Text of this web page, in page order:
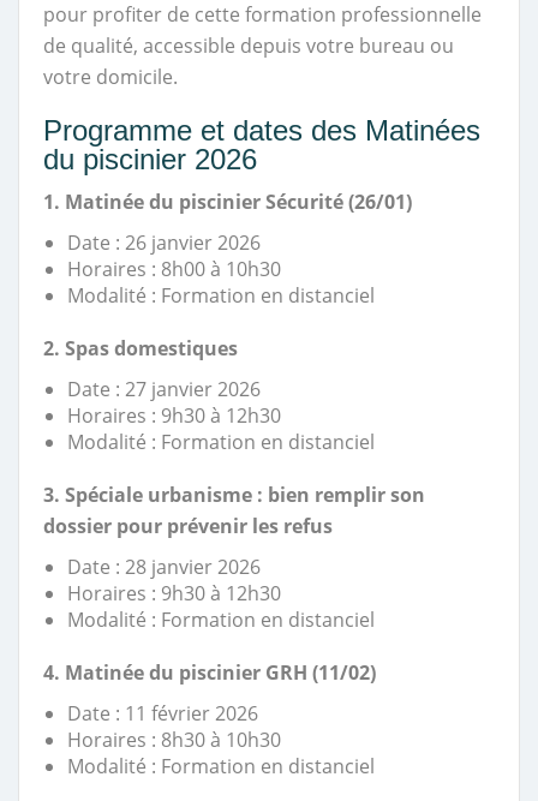
pour profiter de cette formation professionnelle
de qualité, accessible depuis votre bureau ou
votre domicile.
Programme et dates des Matinées
du piscinier 2026
1. Matinée du piscinier Sécurité (26/01)
Date : 26 janvier 2026
Horaires : 8h00 à 10h30
Modalité : Formation en distanciel
2. Spas domestiques
Date : 27 janvier 2026
Horaires : 9h30 à 12h30
Modalité : Formation en distanciel
3. Spéciale urbanisme : bien remplir son
dossier pour prévenir les refus
Date : 28 janvier 2026
Horaires : 9h30 à 12h30
Modalité : Formation en distanciel
4. Matinée du piscinier GRH (11/02)
Date : 11 février 2026
Horaires : 8h30 à 10h30
Modalité : Formation en distanciel